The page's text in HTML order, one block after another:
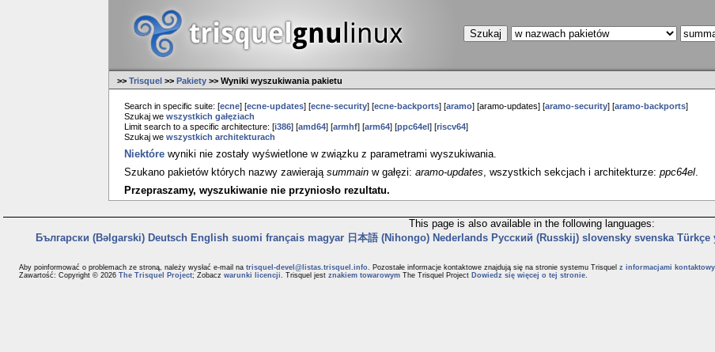
>>Trisquel >>Pakiety >> Wyniki wyszukiwania pakietu
Search in specific suite: [ecne] [ecne-updates] [ecne-security] [ecne-backports] [aramo] [aramo-updates] [aramo-security] [aramo-backports]
Szukaj wewszystkich gałęziach
Limit search to a specific architecture: [i386] [amd64] [armhf] [arm64] [ppc64el] [riscv64]
Szukaj wewszystkich architekturach
Niektóre wyniki nie zostały wyświetlone w związku z parametrami wyszukiwania.
Szukano pakietów których nazwy zawierająsummain w gałęzi:aramo-updates , wszystkich sekcjach i architekturze:ppc64el
Przepraszamy, wyszukiwanie nie przyniosło rezultatu.
This page is also available in the following languages:
Български (Bəlgarski) Deutsch English suomi français magyar 日本語 (Nihongo) Nederlands Русский (Russkij) slovensky svenska Türkçe
Aby poinformować o problemach ze stroną, należy wysłać e-mail na trisquel-devel@listas.trisquel.info . Pozostałe informacje kontaktowe znajdują się na stronie systemu Trisquel z informacjami
Zawartość: Copyright © 2026 The Trisquel Project; Zobacz warunki licencji . Trisquel jest znakiem towarowym The Trisquel Project Dowiedz się więcej o tej stronie